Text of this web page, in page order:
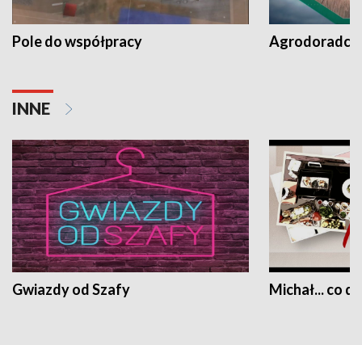
Pole do współpracy Agrodoradcy
INNE
Gwiazdy od Szafy Michał... co